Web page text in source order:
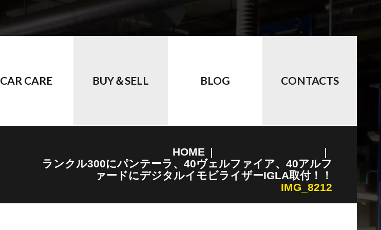
CAR CARE BUY＆SELL BLOG CONTACTS
HOME
ランクル300にパンテーラ、40ヴェルファイア、40アルフ
ァードにデジタルイモビライザーIGLA取付！！
IMG_8212